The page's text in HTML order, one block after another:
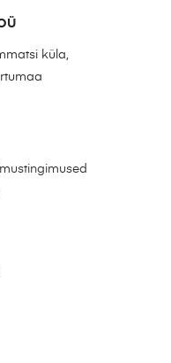
küla,